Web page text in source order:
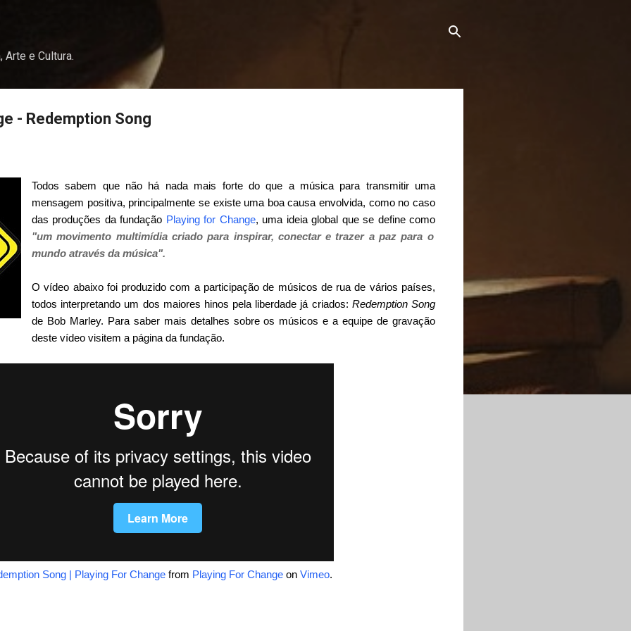
Arte e Cultura.
- Redemption Song
Todos sabem que não há nada mais forte do que a música para transmitir uma
mensagem positiva, principalmente se existe uma boa causa envolvida, como no caso
das produções da fundação Playing for Change, uma ideia global que se define como
"um movimento multimídia criado para inspirar, conectar e trazer a paz para o
mundo através da música".
O vídeo abaixo foi produzido com a participação de músicos de rua de vários países,
todos interpretando um dos maiores hinos pela liberdade já criados: Redemption Song
de Bob Marley. Para saber mais detalhes sobre os músicos e a equipe de gravação
deste vídeo visitem a página da fundação.
Song | Playing For Changefrom Playing For Changeon Vimeo.